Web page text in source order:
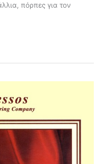
πόρπες για τον